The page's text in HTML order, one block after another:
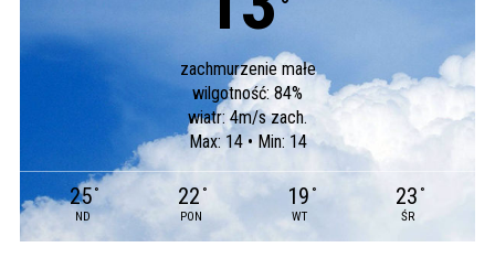
°
zachmurzenie małe
wilgotność: 84%
wiatr: 4m/s zach.
Max: 14 • Min: 14
25 °
ND
22 °
PON
19 °
WT
23 °
ŚR